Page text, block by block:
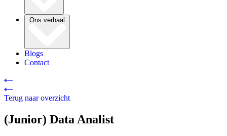
Ons verhaal
Blogs
Contact
Terug naar overzicht
(Junior) Data Analist